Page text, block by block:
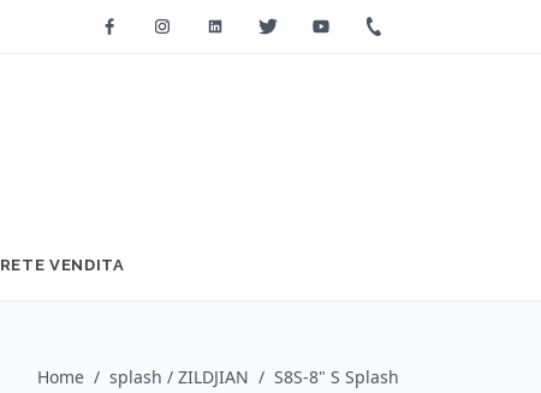
FacebookInstagramLinkedinTwitter Youtube
RETE VENDITA
Home / splash / ZILDJIAN / S8S-8" S Splash